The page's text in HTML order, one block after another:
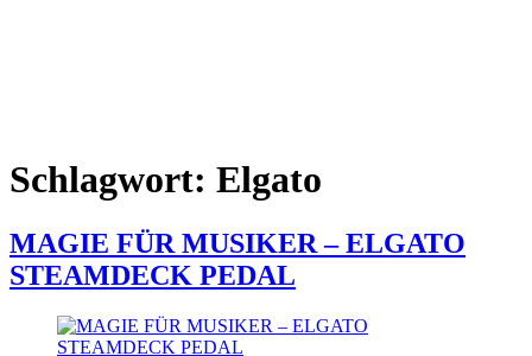
Schlagwort: Elgato
MAGIE FÜR MUSIKER – ELGATO
STEAMDECK PEDAL